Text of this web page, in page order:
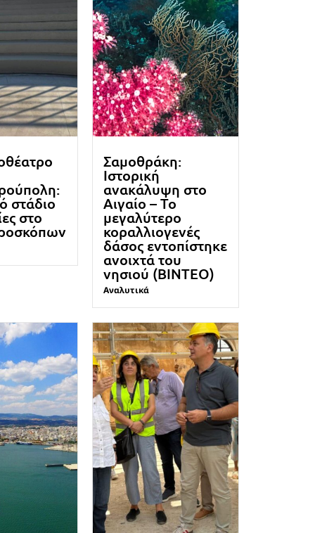
στάδιο
στο
Σαμοθράκη:
Ιστορική
ανακάλυψη στο
Αιγαίο – Το
μεγαλύτερο
κοραλλιογενές
δάσος εντοπίστηκε
ανοιχτά του
νησιού (ΒΙΝΤΕΟ)
Αναλυτικά